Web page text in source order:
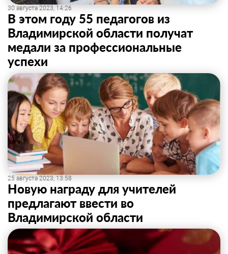
30 августа 2023, 14:26
В этом году 55 педагогов из
Владимирской области получат
медали за профессиональные
успехи
25 августа 2023, 13:58
Новую награду для учителей
предлагают ввести во
Владимирской области